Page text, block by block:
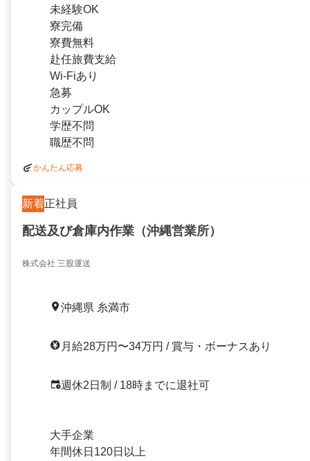
未経験OK
寮完備
寮費無料
赴任旅費支給
Wi-Fiあり
急募
カップルOK
学歴不問
職歴不問
かんたん応募
新着正社員
配送及び倉庫内作業（沖縄営業所）
株式会社 三股運送
沖縄県 糸満市
月給28万円〜34万円 / 賞与・ボーナスあり
週休2日制 / 18時までに退社可
大手企業
年間休日120日以上